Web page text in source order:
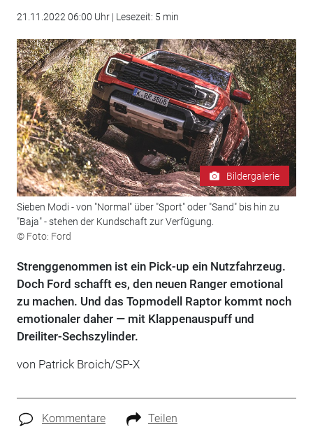
21.11.2022 06:00 Uhr | Lesezeit: 5 min
Bildergalerie
Sieben Modi - von "Normal" über "Sport" oder "Sand" bis hin zu
"Baja" - stehen der Kundschaft zur Verfügung.
© Foto: Ford
Strenggenommen ist ein Pick-up ein Nutzfahrzeug.
Doch Ford schafft es, den neuen Ranger emotional
zu machen. Und das Topmodell Raptor kommt noch
emotionaler daher — mit Klappenauspuff und
Dreiliter-Sechszylinder.
von Patrick Broich/SP-X
Kommentare Teilen